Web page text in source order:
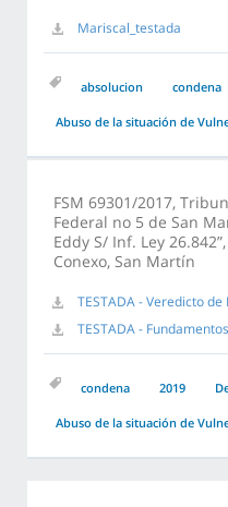
Mariscal_testada
absolucion condena
Abuso de la situación de
FSM 69301/2017,
Federal no 5 de San
Eddy S/ Inf. Ley
Conexo, San Martín
TESTADA - Veredicto
TESTADA -
condena 2019
Abuso de la situación de